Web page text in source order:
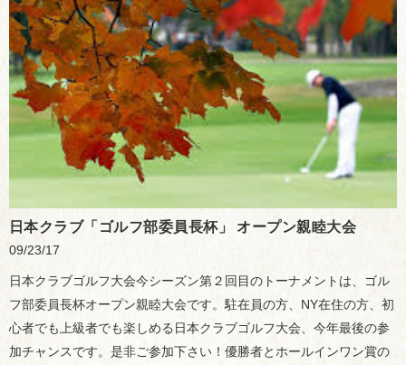
日本クラブ「ゴルフ部委員長杯」 オープン親睦大会
09/23/17
日本クラブゴルフ大会今シーズン第２回目のトーナメントは、ゴル
フ部委員長杯オープン親睦大会です。駐在員の方、NY在住の方、初
心者でも上級者でも楽しめる日本クラブゴルフ大会、今年最後の参
加チャンスです。是非ご参加下さい！優勝者とホールインワン賞の